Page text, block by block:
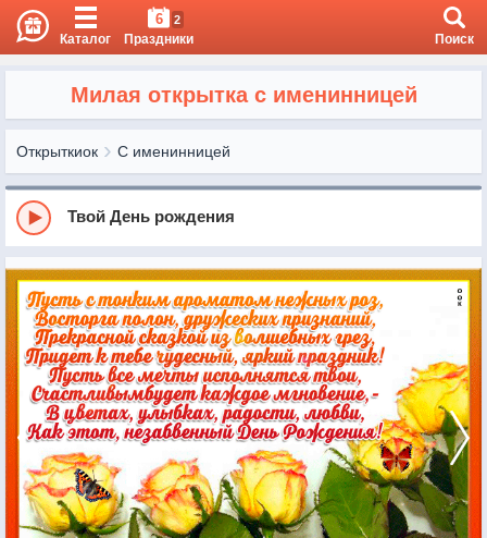
Каталог
6 2
Праздники Поиск
Милая открытка с именинницей
Открыткиок С именинницей
Твой День рождения